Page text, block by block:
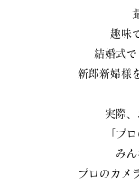
趣味
結婚式
新郎新婦様
実際
「プ
み
プロのカメ